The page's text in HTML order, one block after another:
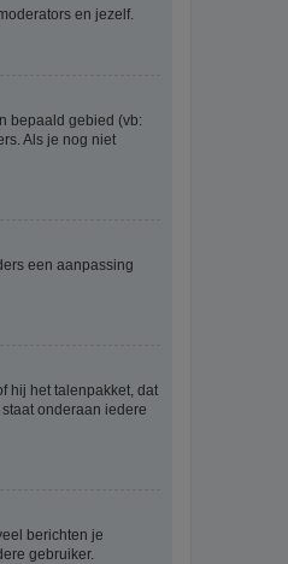
en jezelf.
bepaald gebied (vb:
Als je nog niet
een aanpassing
hij het talenpakket, dat
onderaan iedere
berichten je
gebruiker.